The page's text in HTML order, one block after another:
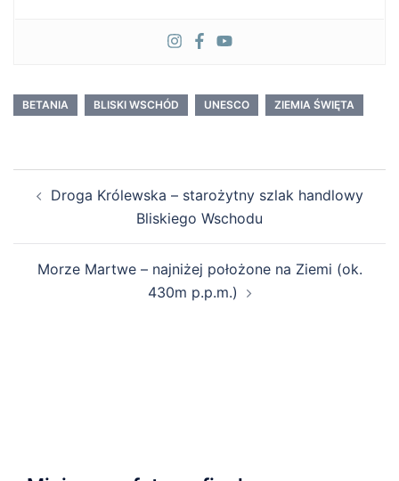
BETANIA BLISKI WSCHÓD UNESCO ZIEMIA ŚWIĘTA
wpisyDroga Królewska – starożytny szlak handlowy
Bliskiego Wschodu
Morze Martwe – najniżej położone na Ziemi (ok.
430m p.p.m.)